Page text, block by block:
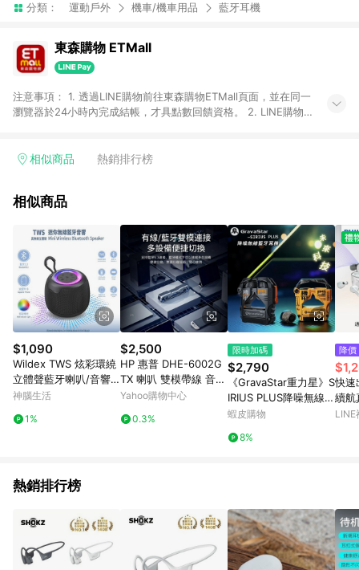
分類： 運動戶外 機車/機車用品 藍牙耳機
東森購物 ETMall
注意事項： 1. 透過LINE購物前往東森購物ETMall頁面，並在同一
瀏覽器於24小時內完成結帳，才具點數回饋資格。 2. LINE購物
單，皆不在點數回饋範圍內。 3. 如購買以下類別商品，將無法獲
球嚴選、商城、專案商品、「草莓網」全館商品。 4. 如取消訂
回饋。 5. 點數回饋會扣除所有折扣優惠後之最終發票金額計算，
實際回饋請依LINE購物通知為主。 6. 訂單如有使用東森購物
ETMall站內之折扣優惠(包含但不限於東森幣、樂透金、東森現金
券等)，不具點數回饋資格。詳細請依東森購物ETMall之結帳頁面
顯示為準。 7. LINE購物設有「單一商品最高回饋點數」機制(特
殊活動時開放「回饋無上限」)，以同一訂單中同一商品不論件數
計算，並依訂單成立時間當下LINE購物所設定的回饋機制為準。
8. LINE購物為購物資訊整合性平台，商品資料更新會有時間差，
如顯示之商品規格、顏色、價位、贈品與東森購物ETMall銷售網
頁不符，以銷售網頁標示為準。 9. 若有贈點爭議，請務必於訂單
日期+180天以內至LINE購物客服洽詢；若超過180天(含)以上進
行申訴，恕無法贈點回饋。 10. 部分點數紅包僅限指定商品使
用，或不適用於無回饋商品。各點數紅包之適用商品與使用條件
相似商品 熱銷排行榜
相似商品
$1,090
Wildex TWS 炫彩環繞
立體聲藍牙喇叭/音響
(可串聯/大容量電池/支
神腦生活
1%
$2,500
HP 惠普 DHE-6002G
TX 喇叭 雙模帶線 音響
音箱 RGB炫彩燈效 現
Sony Speaker
Yahoo購物中心
0.3%
限時加碼
$2,790
《GravaStar重力星》S
IRIUS PLUS降噪無線藍
牙耳機 IPX4防水防汗
蝦皮購物
8%
降價
快速
續航
LINE
熱銷排行榜